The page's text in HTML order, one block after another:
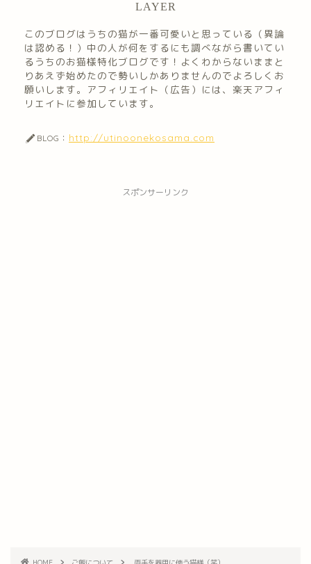
LAYER
このブログはうちの猫が一番可愛いと思っている（異論
は認める！）中の人が何をするにも調べながら書いてい
るうちのお猫様特化ブログです！よくわからないままと
りあえず始めたので勢いしかありませんのでよろしくお
願いします。アフィリエイト（広告）には、楽天アフィ
リエイトに参加しています。
BLOG： http://utinoonekosama.com
スポンサーリンク